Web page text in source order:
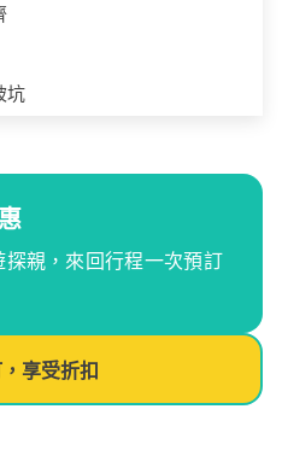
坑
親，來回行程一次預訂
享受折扣